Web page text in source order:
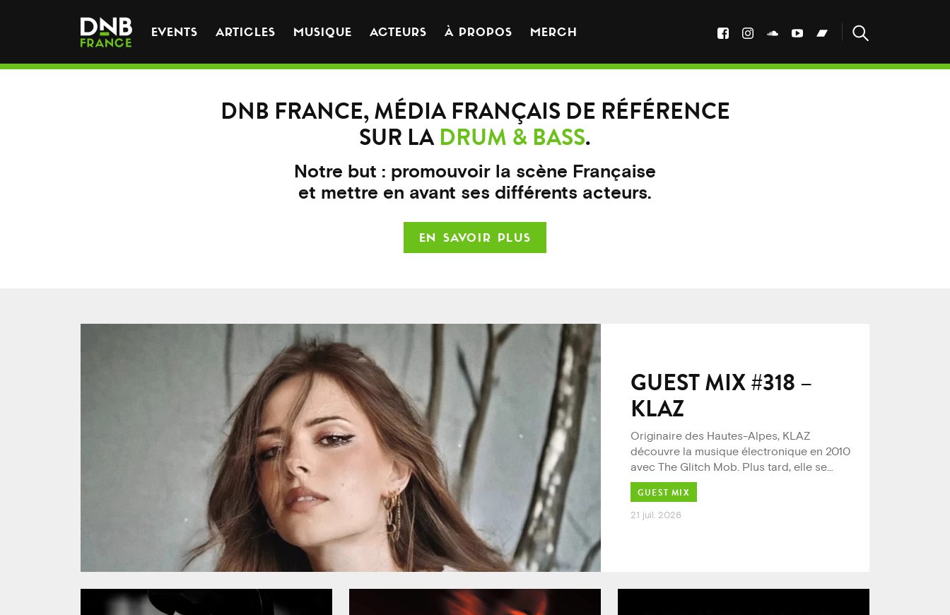
EVENTS ARTICLES MUSIQUE ACTEURS À PROPOS MERCH
DNB FRANCE, MÉDIA FRANÇAIS DE RÉFÉRENCE
SUR LADRUM & BASS.
Notre but : promouvoir la scène Française
et mettre en avant ses différents acteurs.
EN SAVOIR PLUS
GUEST MIX #318 –
KLAZ
Originaire des Hautes-Alpes, KLAZ
découvre la musique électronique en 2010
avec The Glitch Mob. Plus tard, elle se…
GUEST MIX
21 juil. 2026